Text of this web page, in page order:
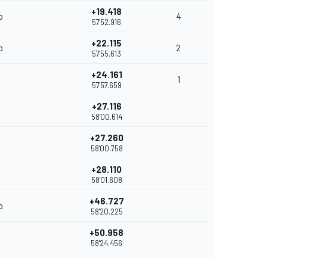
+19.418
57'52.916
4
+22.115
57'55.613
2
+24.161
57'57.659
1
+27.116
58'00.614
+27.260
58'00.758
+28.110
58'01.608
+46.727
58'20.225
+50.958
58'24.456